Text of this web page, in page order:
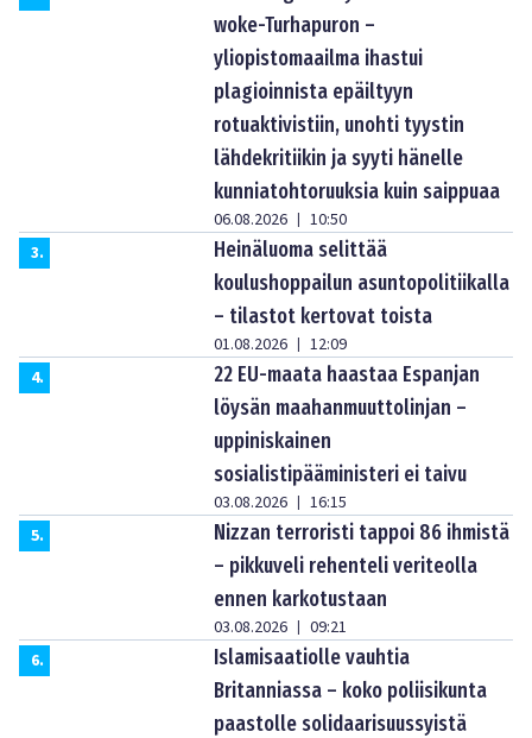
woke-Turhapuron –
yliopistomaailma ihastui
plagioinnista epäiltyyn
rotuaktivistiin, unohti tyystin
lähdekritiikin ja syyti hänelle
kunniatohtoruuksia kuin saippuaa
06.08.2026 | 10:50
3.
Heinäluoma selittää
koulushoppailun asuntopolitiikalla
– tilastot kertovat toista
01.08.2026 | 12:09
4.
22 EU-maata haastaa Espanjan
löysän maahanmuuttolinjan –
uppiniskainen
sosialistipääministeri ei taivu
03.08.2026 | 16:15
5.
Nizzan terroristi tappoi 86 ihmistä
– pikkuveli rehenteli veriteolla
ennen karkotustaan
03.08.2026 | 09:21
6.
Islamisaatiolle vauhtia
Britanniassa – koko poliisikunta
paastolle solidaarisuussyistä